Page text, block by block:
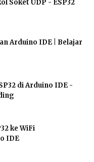
Soket UDP - ESP32
Arduino IDE | Belajar
di Arduino IDE -
ke WiFi
IDE